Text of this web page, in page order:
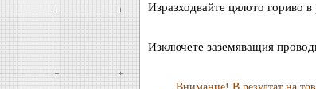
Изразходвайте цялото гориво
Изключете заземяващия